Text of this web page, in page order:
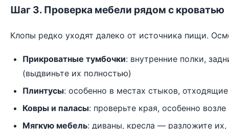
Шаг 3. Проверка мебели рядом с кроватью
Клопы редко уходят далеко от источника пищи.
Прикроватные тумбочки: внутренние полки,
(выдвиньте их полностью)
Плинтусы: особенно в местах стыков,
Ковры и паласы: проверьте края, особенно возле
Мягкую мебель: диваны, кресла — разложите их,